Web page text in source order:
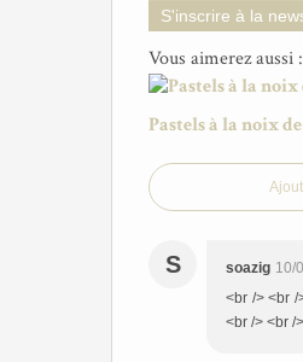
S'inscrire à la
Vous aimerez aussi :
Pastels à la noix
S soazig 10/
<br /> <br
<br /> <br /